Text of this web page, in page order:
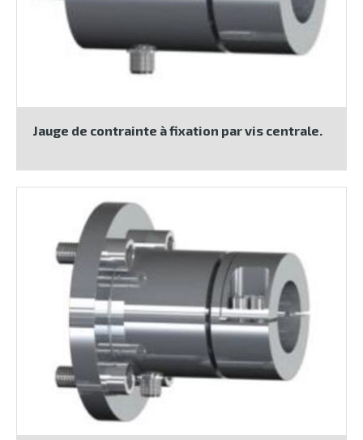
Jauge de contrainte à fixation par vis centrale.